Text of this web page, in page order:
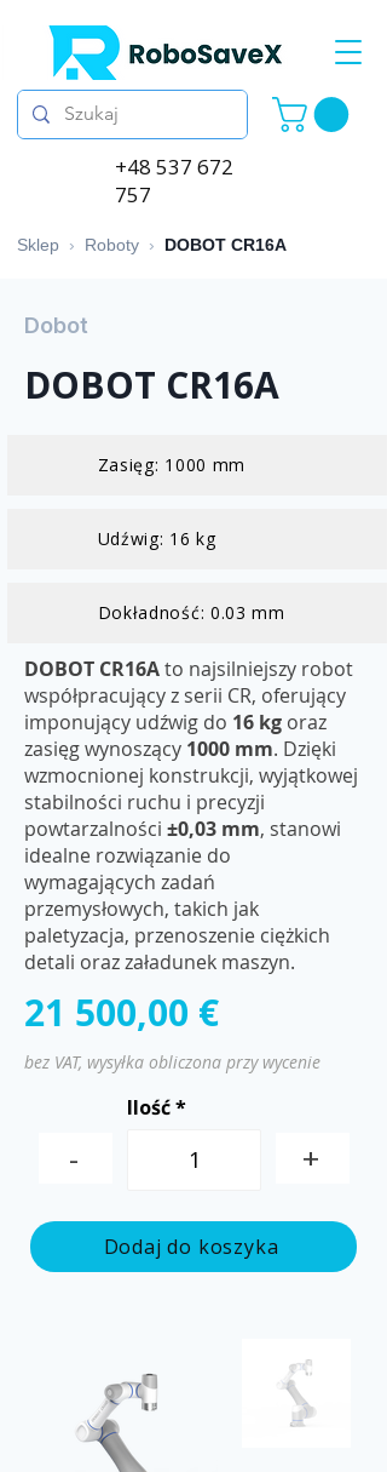
+48 537 672
757
Sklep › Roboty › DOBOT CR16A
Dobot
DOBOT CR16A
Zasięg: 1000 mm
Udźwig: 16 kg
Dokładność: 0.03 mm
DOBOT CR16Ato najsilniejszy robot
współpracujący z serii CR, oferujący
imponujący udźwig do 16 kg oraz
zasięg wynoszący 1000 mm. Dzięki
wzmocnionej konstrukcji, wyjątkowej
stabilności ruchu i precyzji
powtarzalności ±0,03 mm, stanowi
idealne rozwiązanie do
wymagających zadań
przemysłowych, takich jak
paletyzacja, przenoszenie ciężkich
detali oraz załadunek maszyn.
21 500,00 €
bez VAT, wysyłka obliczona przy wycenie
-
Ilość
+
Dodaj do koszyka